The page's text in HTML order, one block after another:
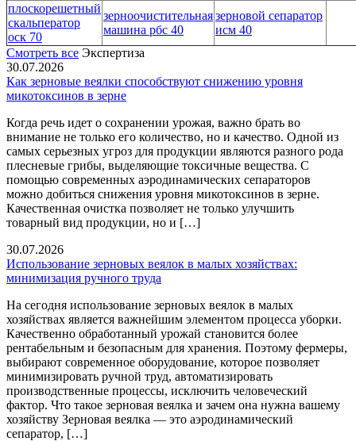
плоскорешетный
скальператор
оск 70
зерноочистительная
машина рбс 40
зерновой сепаратор
исм 40
Смотреть все Экспертиза
30.07.2026
Как зерновые веялки способствуют снижению уровня
микотоксинов в зерне
Когда речь идет о сохранении урожая, важно брать во
внимание не только его количество, но и качество. Одной из
самых серьезных угроз для продукции являются разного рода
плесневые грибы, выделяющие токсичные вещества. С
помощью современных аэродинамических сепараторов
можно добиться снижения уровня микотоксинов в зерне.
Качественная очистка позволяет не только улучшить
товарный вид продукции, но и […]
30.07.2026
Использование зерновых веялок в малых хозяйствах:
минимизация ручного труда
На сегодня использование зерновых веялок в малых
хозяйствах является важнейшим элементом процесса уборки.
Качественно обработанный урожай становится более
рентабельным и безопасным для хранения. Поэтому фермеры,
выбирают современное оборудование, которое позволяет
минимизировать ручной труд, автоматизировать
производственные процессы, исключить человеческий
фактор. Что такое зерновая веялка и зачем она нужна вашему
хозяйству Зерновая веялка — это аэродинамический
сепаратор, […]